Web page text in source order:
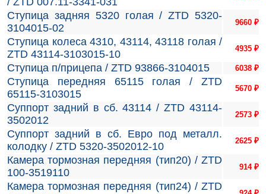
Ступица задняя 5320 голая / ZTD 5320-
3104015-02
9660 ₽
Ступица колеса 4310, 43114, 43118 голая /
ZTD 43114-3103015-10
4935 ₽
Ступица п/прицепа / ZTD 93866-3104015 6038 ₽
Ступица передняя 65115 голая / ZTD
65115-3103015
5670 ₽
Суппорт задний в сб. 43114 / ZTD 43114-
3502012
2573 ₽
Суппорт задний в сб. Евро под металл.
колодку / ZTD 5320-3502012-10
2625 ₽
Камера тормозная передняя (тип20) / ZTD
100-3519110
914 ₽
Камера тормозная передняя (тип24) / ZTD